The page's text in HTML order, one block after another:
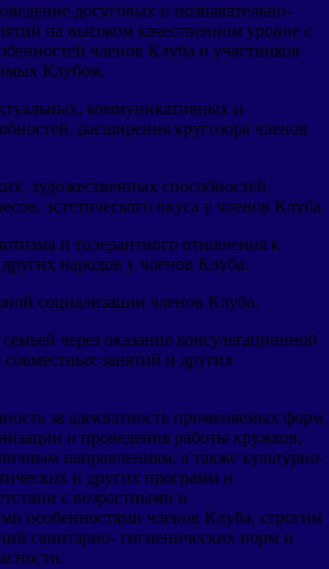
досуговых и познавательно-
на высоком качественном уровне с
членов Клуба и участников
Клубом.
коммуникативных и
расширения кругозора членов
художественных способностей,
эстетического вкуса у членов Клуба.
и толерантного отношения к
народов у членов Клуба.
социализации членов Клуба.
через оказание консультационной
занятий и других
за адекватность применяемых форм,
и проведения работы кружков,
направлениям, а также культурно-
и других программ и
с возрастными и
особенностями членов Клуба, строгим
санитарно- гигиенических норм и